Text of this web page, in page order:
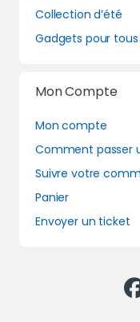
Collection d’été
Gadgets pour tous
Mon Compte
Mon compte
Comment passer
Suivre votre
Panier
Envoyer un ticket